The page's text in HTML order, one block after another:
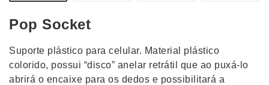
Pop Socket
Suporte plástico para celular. Material plástico
colorido, possui “disco” anelar retrátil que ao puxá-lo
abrirá o encaixe para os dedos e possibilitará a